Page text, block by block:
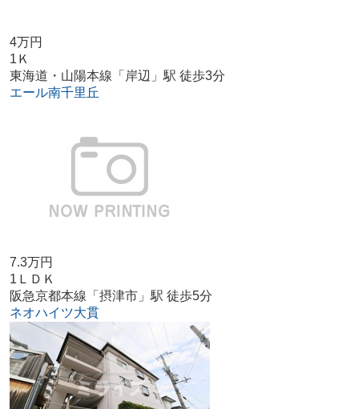
4万円
1Ｋ
東海道・山陽本線「岸辺」駅 徒歩3分
エール南千里丘
7.3万円
1ＬＤＫ
阪急京都本線「摂津市」駅 徒歩5分
ネオハイツ大貫